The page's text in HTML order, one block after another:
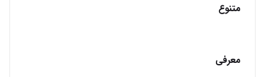
متنوع
معرفی